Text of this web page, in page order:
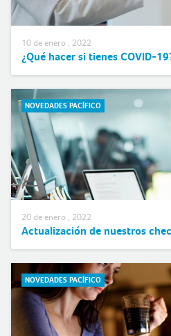
10 de enero , 2022
¿Qué hacer si tienes COVID-
NOVEDADES PACÍFICO
20 de enero , 2022
Actualización de nuestros
NOVEDADES PACÍFICO